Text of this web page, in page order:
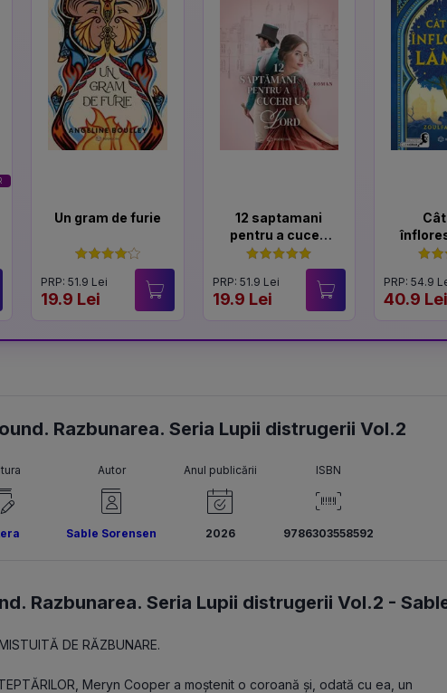
Un gram de furie
PRP: 51.9 Lei
19.9 Lei
12 saptamani
pentru a cuceri
un Lord
PRP: 51.9 Lei
19.9 Lei
PRP: 54.9
40.9 Lei
Razbunarea. Seria Lupii distrugerii Vol.2
Autor
Sable Sorensen
Anul publicării
2026
ISBN
9786303558592
Razbunarea. Seria Lupii distrugerii Vol.2 -
DE RĂZBUNARE.
Meryn Cooper a moștenit o coroană și, odată cu ea, un